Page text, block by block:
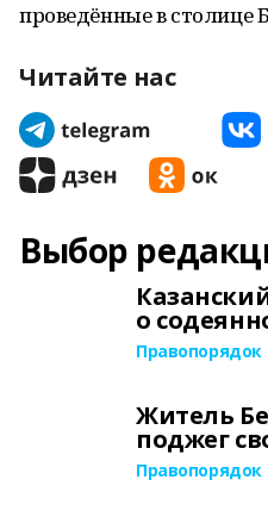
проведённые в столице
Читайте нас
Выбор
о
Правопорядок
Житель
поджег
Правопорядок